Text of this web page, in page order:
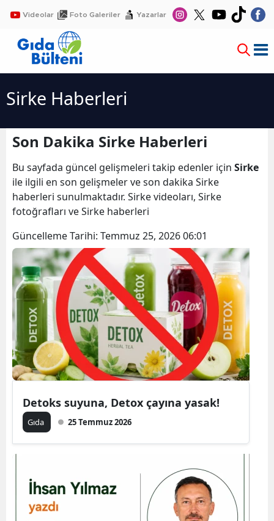
Videolar Foto Galeriler Yazarlar
Sirke Haberleri
Son Dakika Sirke Haberleri
Bu sayfada güncel gelişmeleri takip edenler için Sirke
ile ilgili en son gelişmeler ve son dakika Sirke
haberleri sunulmaktadır. Sirke videoları, Sirke
fotoğrafları ve Sirke haberleri
Güncelleme Tarihi: Temmuz 25, 2026 06:01
Detoks suyuna, Detox çayına yasak!
Gıda 25 Temmuz 2026